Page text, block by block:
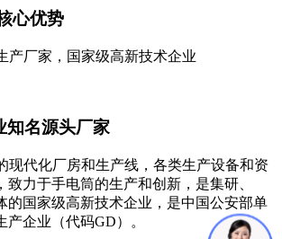
心优势
产厂家，国家级高新技术企业
知名源头厂家
现代化厂房和生产线，各类生产设备和资
致力于手电筒的生产和创新，是集研、
的国家级高新技术企业，是中国公安部单
产企业（代码GD）。